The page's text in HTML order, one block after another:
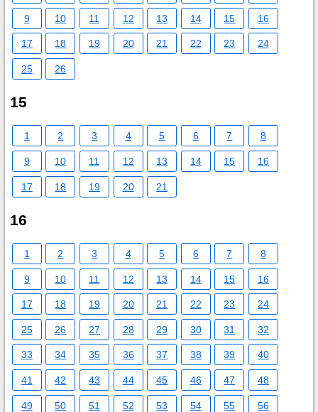
9 10 11 12 13 14 15 16
17 18 19 20 21 22 23 24
25 26
15
1 2 3 4 5 6 7 8
9 10 11 12 13 14 15 16
17 18 19 20 21
16
1 2 3 4 5 6 7 8
9 10 11 12 13 14 15 16
17 18 19 20 21 22 23 24
25 26 27 28 29 30 31 32
33 34 35 36 37 38 39 40
41 42 43 44 45 46 47 48
49 50 51 52 53 54 55 56